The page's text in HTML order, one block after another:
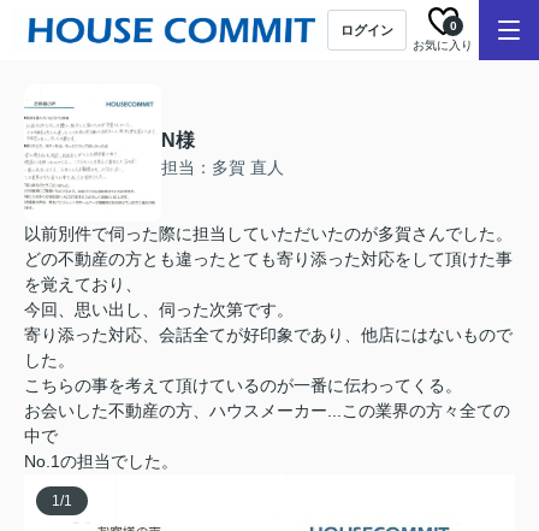
ログイン
お気に入り
0
N様
担当：多賀 直人
以前別件で伺った際に担当していただいたのが多賀さんでした。
どの不動産の方とも違ったとても寄り添った対応をして頂けた事
を覚えており、
今回、思い出し、伺った次第です。
寄り添った対応、会話全てが好印象であり、他店にはないもので
した。
こちらの事を考えて頂けているのが一番に伝わってくる。
お会いした不動産の方、ハウスメーカー...この業界の方々全ての
中で
No.1の担当でした。
1/1